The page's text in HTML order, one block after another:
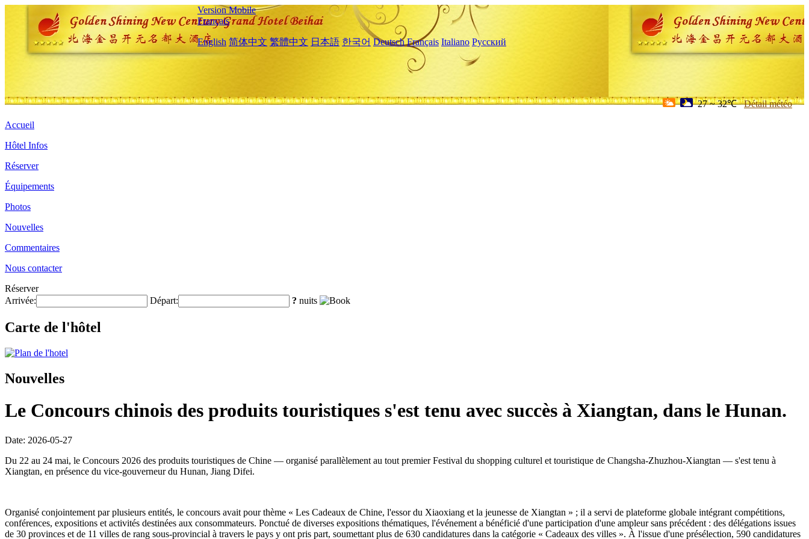
Version Mobile
Français
English 简体中文 繁體中文 日本語 한국어 Deutsch Français Italiano Русский
27 ~ 32℃ Détail météo
Accueil
Hôtel Infos
Réserver
Équipements
Photos
Nouvelles
Commentaires
Nous contacter
Réserver
Arrivée:
Départ: ? nuits
Carte de l'hôtel
Nouvelles
Le Concours chinois des produits touristiques s'est tenu avec succès à Xiangtan, dans le Hunan.
Date: 2026-05-27
Du 22 au 24 mai, le Concours 2026 des produits touristiques de Chine — organisé parallèlement au tout premier Festival du shopping culturel et touristique de Changsha-Zhuzhou-Xiangtan — s'est tenu à
Xiangtan, en présence du vice-gouverneur du Hunan, Jiang Difei.
Organisé conjointement par plusieurs entités, le concours avait pour thème « Les Cadeaux de Chine, l'essor du Xiaoxiang et la jeunesse de Xiangtan » ; il a servi de plateforme globale intégrant compétitions,
conférences, expositions et activités destinées aux consommateurs. Ponctué de diverses expositions thématiques, l'événement a bénéficié d'une participation d'une ampleur sans précédent : des délégations issues
de 30 provinces et de 11 villes de rang sous-provincial à travers le pays y ont pris part, soumettant plus de 630 candidatures dans la catégorie « Cadeaux des villes ». À l'issue d'une présélection, 590 candidatures